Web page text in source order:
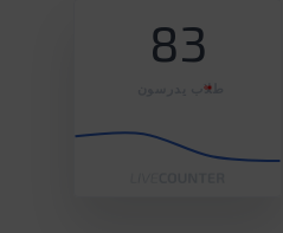
83
طلاب يدرسون